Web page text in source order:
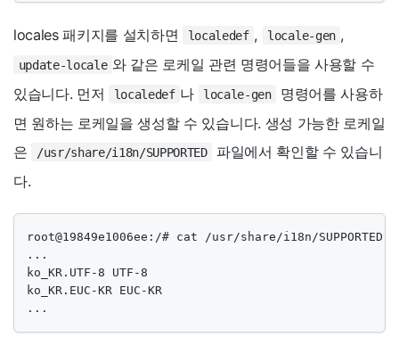
locales 패키지를 설치하면 localedef , locale-gen ,
update-locale 와 같은 로케일 관련 명령어들을 사용할 수
있습니다. 먼저
localedef 나 locale-gen
명령어를 사용하
면 원하는 로케일을 생성할 수 있습니다. 생성 가능한 로케일
은
/usr/share/i18n/SUPPORTED
파일에서 확인할 수 있습니
다.
root@19849e1006ee:/# cat /usr/share/i18n/SUPPORTED
...
ko_KR.UTF-8 UTF-8
ko_KR.EUC-KR EUC-KR
...